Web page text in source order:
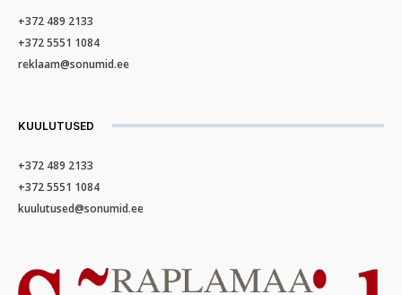
+372 489 2133
+372 5551 1084
reklaam@sonumid.ee
KUULUTUSED
+372 489 2133
+372 5551 1084
kuulutused@sonumid.ee